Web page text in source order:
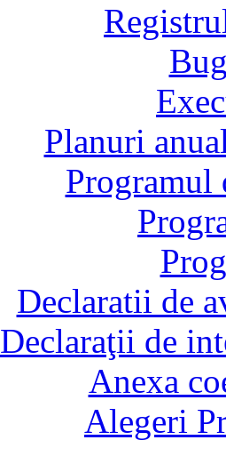
Planuri
Declaratii de
Declaraţii de
Anexa
Alegeri